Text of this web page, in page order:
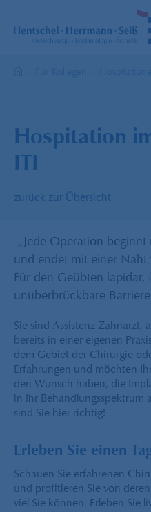
Hospitation
ITI
zurück zur Übersicht
„Jede Operation
und endet mit einer
Für den Geübten lapidar,
unüberbrückbare
Sie sind Assistenz-Zahnarzt,
bereits in einer eigenen
dem Gebiet der Chirurgie
Erfahrungen und möchten
den Wunsch haben, die
in Ihr Behandlungsspektrum
sind Sie hier richtig!
Erleben Sie einen
Schauen Sie erfahrenen
und profitieren Sie von
viel Sie können. Erleben Sie